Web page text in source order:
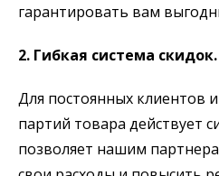
гарантировать вам
2. Гибкая система скидок.
Для постоянных клиентов
партий товара действует
позволяет нашим